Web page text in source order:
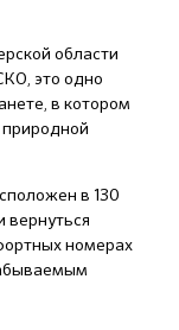
области
это одно
в котором
природной
в 130
номерах